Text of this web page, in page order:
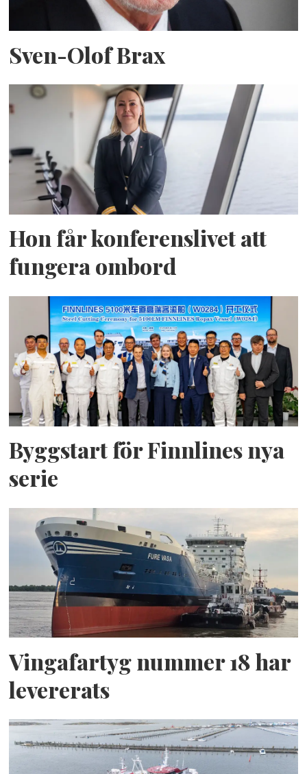
Sven-Olof Brax
Hon får konferenslivet att
fungera ombord
Byggstart för Finnlines nya
serie
Vingafartyg nummer 18 har
levererats